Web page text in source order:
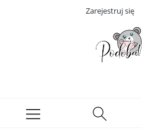
Zarejestruj się